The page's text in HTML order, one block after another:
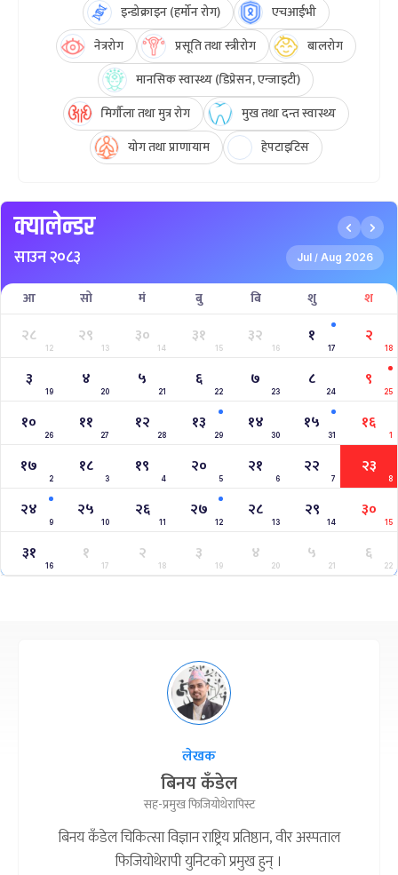
इन्डोक्राइन (हर्मोन रोग)
एचआईभी
नेत्ररोग
प्रसूति तथा स्त्रीरोग
बालरोग
मानसिक स्वास्थ्य (डिप्रेसन, एन्जाइटी)
मिर्गौला तथा मुत्र रोग
मुख तथा दन्त स्वास्थ्य
योग तथा प्राणायाम
हेपटाइटिस
क्यालेन्डर
साउन २०८३ Jul / Aug 2026
आ सो मं बु बि शु श
२८
12
२९
13
३०
14
३१
15
३२
16
१
17
२
18
३
19
४
20
५
21
६
22
७
23
८
24
९
25
१०
26
११
27
१२
28
१३
29
१४
30
१५
31
१६
1
१७
2
१८
3
१९
4
२०
5
२१
6
२२
7
२३
8
२४
9
२५
10
२६
11
२७
12
२८
13
२९
14
३०
15
३१
16
१
17
२
18
३
19
४
20
५
21
६
22
लेखक
बिनय कँडेल
सह-प्रमुख फिजियोथेरापिस्ट
बिनय कँडेल चिकित्सा विज्ञान राष्ट्रिय प्रतिष्ठान, वीर अस्पताल
फिजियोथेरापी युनिटको प्रमुख हुन् ।